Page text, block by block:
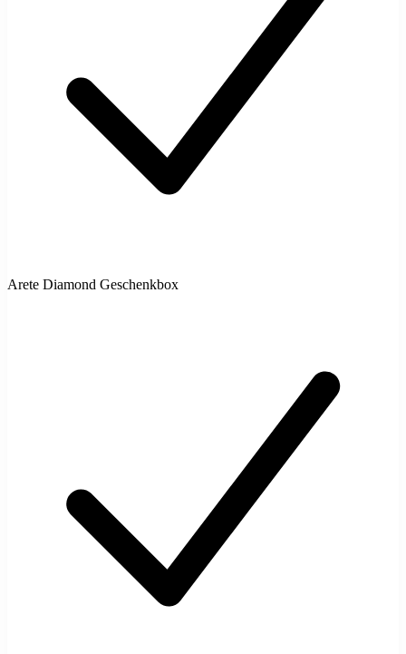
Arete Diamond Geschenkbox